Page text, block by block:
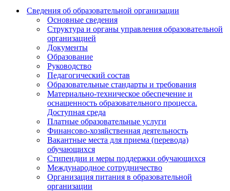
Сведения об образовательной организации
Основные сведения
Структура и органы управления образовательной
организацией
Документы
Образование
Руководство
Педагогический состав
Образовательные стандарты и требования
Материально-техническое обеспечение и
оснащенность образовательного процесса.
Доступная среда
Платные образовательные услуги
Финансово-хозяйственная деятельность
Вакантные места для приема (перевода)
обучающихся
Стипендии и меры поддержки обучающихся
Международное сотрудничество
Организация питания в образовательной
организации